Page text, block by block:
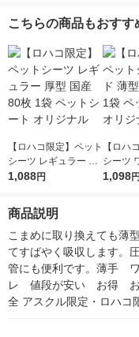
こちらの商品もおすす
【ロハコ限定】ペット
シーツ レギュラー 厚
型 国産 80枚 1袋 ペッ
1,088円
【ロハ
シーツ
産 80枚
1,098円
商品説明
こまめに取り換えても薄
てすばやく吸収します。
管にも便利です。薄手　
レ　値段が安い　お得　
全 アスクル限定・ロハコ